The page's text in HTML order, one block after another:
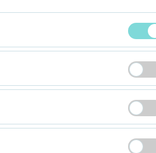
Sicherheit, die Sitzungsverwaltung
wird (Besucherzahl, meistbesuchte
Website zu messen und die
personalisierte Werbung anzuzeigen
Klickrate).